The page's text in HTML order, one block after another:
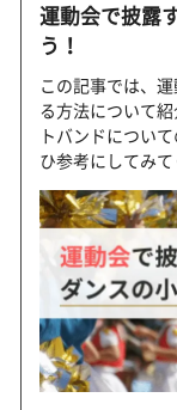
運動会で披露
う！
この記事では、
る方法について
トバンドについ
ひ参考にしてみて